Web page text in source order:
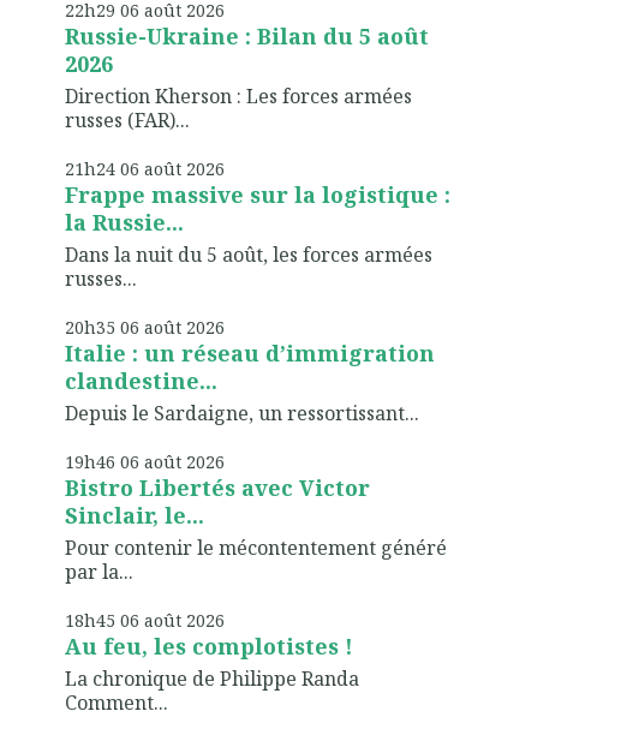
22h29 06 août 2026
Russie-Ukraine : Bilan du 5 août
2026
Direction Kherson : Les forces armées
russes (FAR)...
21h24 06 août 2026
Frappe massive sur la logistique :
la Russie...
Dans la nuit du 5 août, les forces armées
russes...
20h35 06 août 2026
Italie : un réseau d’immigration
clandestine...
Depuis le Sardaigne, un ressortissant...
19h46 06 août 2026
Bistro Libertés avec Victor
Sinclair, le...
Pour contenir le mécontentement généré
par la...
18h45 06 août 2026
Au feu, les complotistes !
La chronique de Philippe Randa
Comment...